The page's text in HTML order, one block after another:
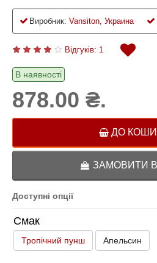
Виробник: Vansiton, Украина
Відгуків: 1
В наявності
878.00 ₴.
ДО
ЗАМОВИТИ В
Доступні опції
Смак
Тропічний пунш Апельсин